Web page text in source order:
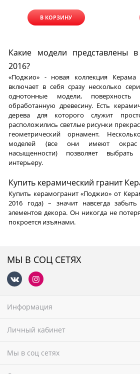
В КОРЗИНУ
Какие модели представлены
2016?
«Поджио» - новая коллекция
включает в себя сразу несколько
однотонные модели, поверхность
обработанную древесину. Есть
дерева для которого служит
расположились светлые рисунки
геометрический орнамент.
моделей (все они имеют окрас
насыщенности) позволяет
интерьеру.
Купить керамический гранит
Купить керамогранит «Поджио» от
2016 года) – значит навсегда
элементов декора. Он никогда не
покроется изъянами.
МЫ В СОЦ СЕТЯХ
Информация
Личный кабинет
Мы в соц сетях